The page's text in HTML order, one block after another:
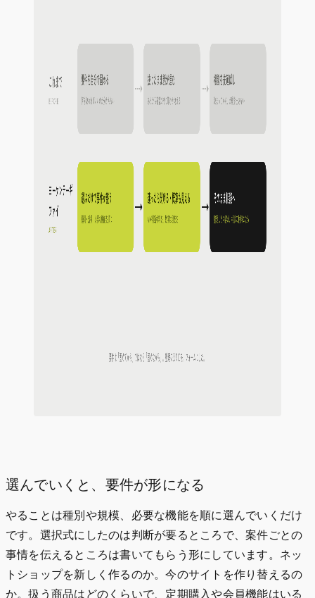
選んでいくと、要件が形になる
やることは種別や規模、必要な機能を順に選んでいくだけ
です。選択式にしたのは判断が要るところで、案件ごとの
事情を伝えるところは書いてもらう形にしています。ネッ
トショップを新しく作るのか。今のサイトを作り替えるの
か。扱う商品はどのくらいで、定期購入や会員機能はいる